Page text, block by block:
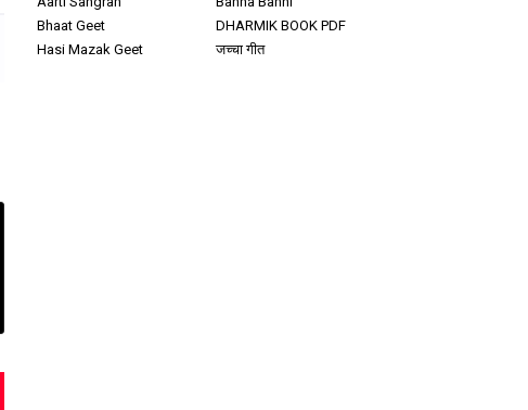
Bhaat Geet
DHARMIK BOOK PDF
Hasi Mazak Geet
जच्चा गीत